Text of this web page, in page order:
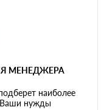
МЕНЕДЖЕРА
наиболее
Ваши нужды